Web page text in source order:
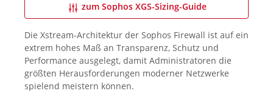
zum Sophos XGS-Sizing-Guide
Die Xstream-Architektur der Sophos Firewall ist auf ein
extrem hohes Maß an Transparenz, Schutz und
Performance ausgelegt, damit Administratoren die
größten Herausforderungen moderner Netzwerke
spielend meistern können.